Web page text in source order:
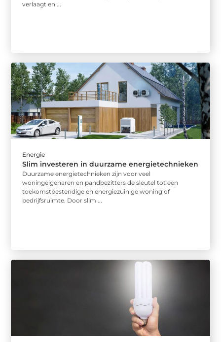
verlaagt en ...
Energie
Slim investeren in duurzame energietechnieken
Duurzame energietechnieken zijn voor veel
woningeigenaren en pandbezitters de sleutel tot een
toekomstbestendige en energiezuinige woning of
bedrijfsruimte. Door slim ...